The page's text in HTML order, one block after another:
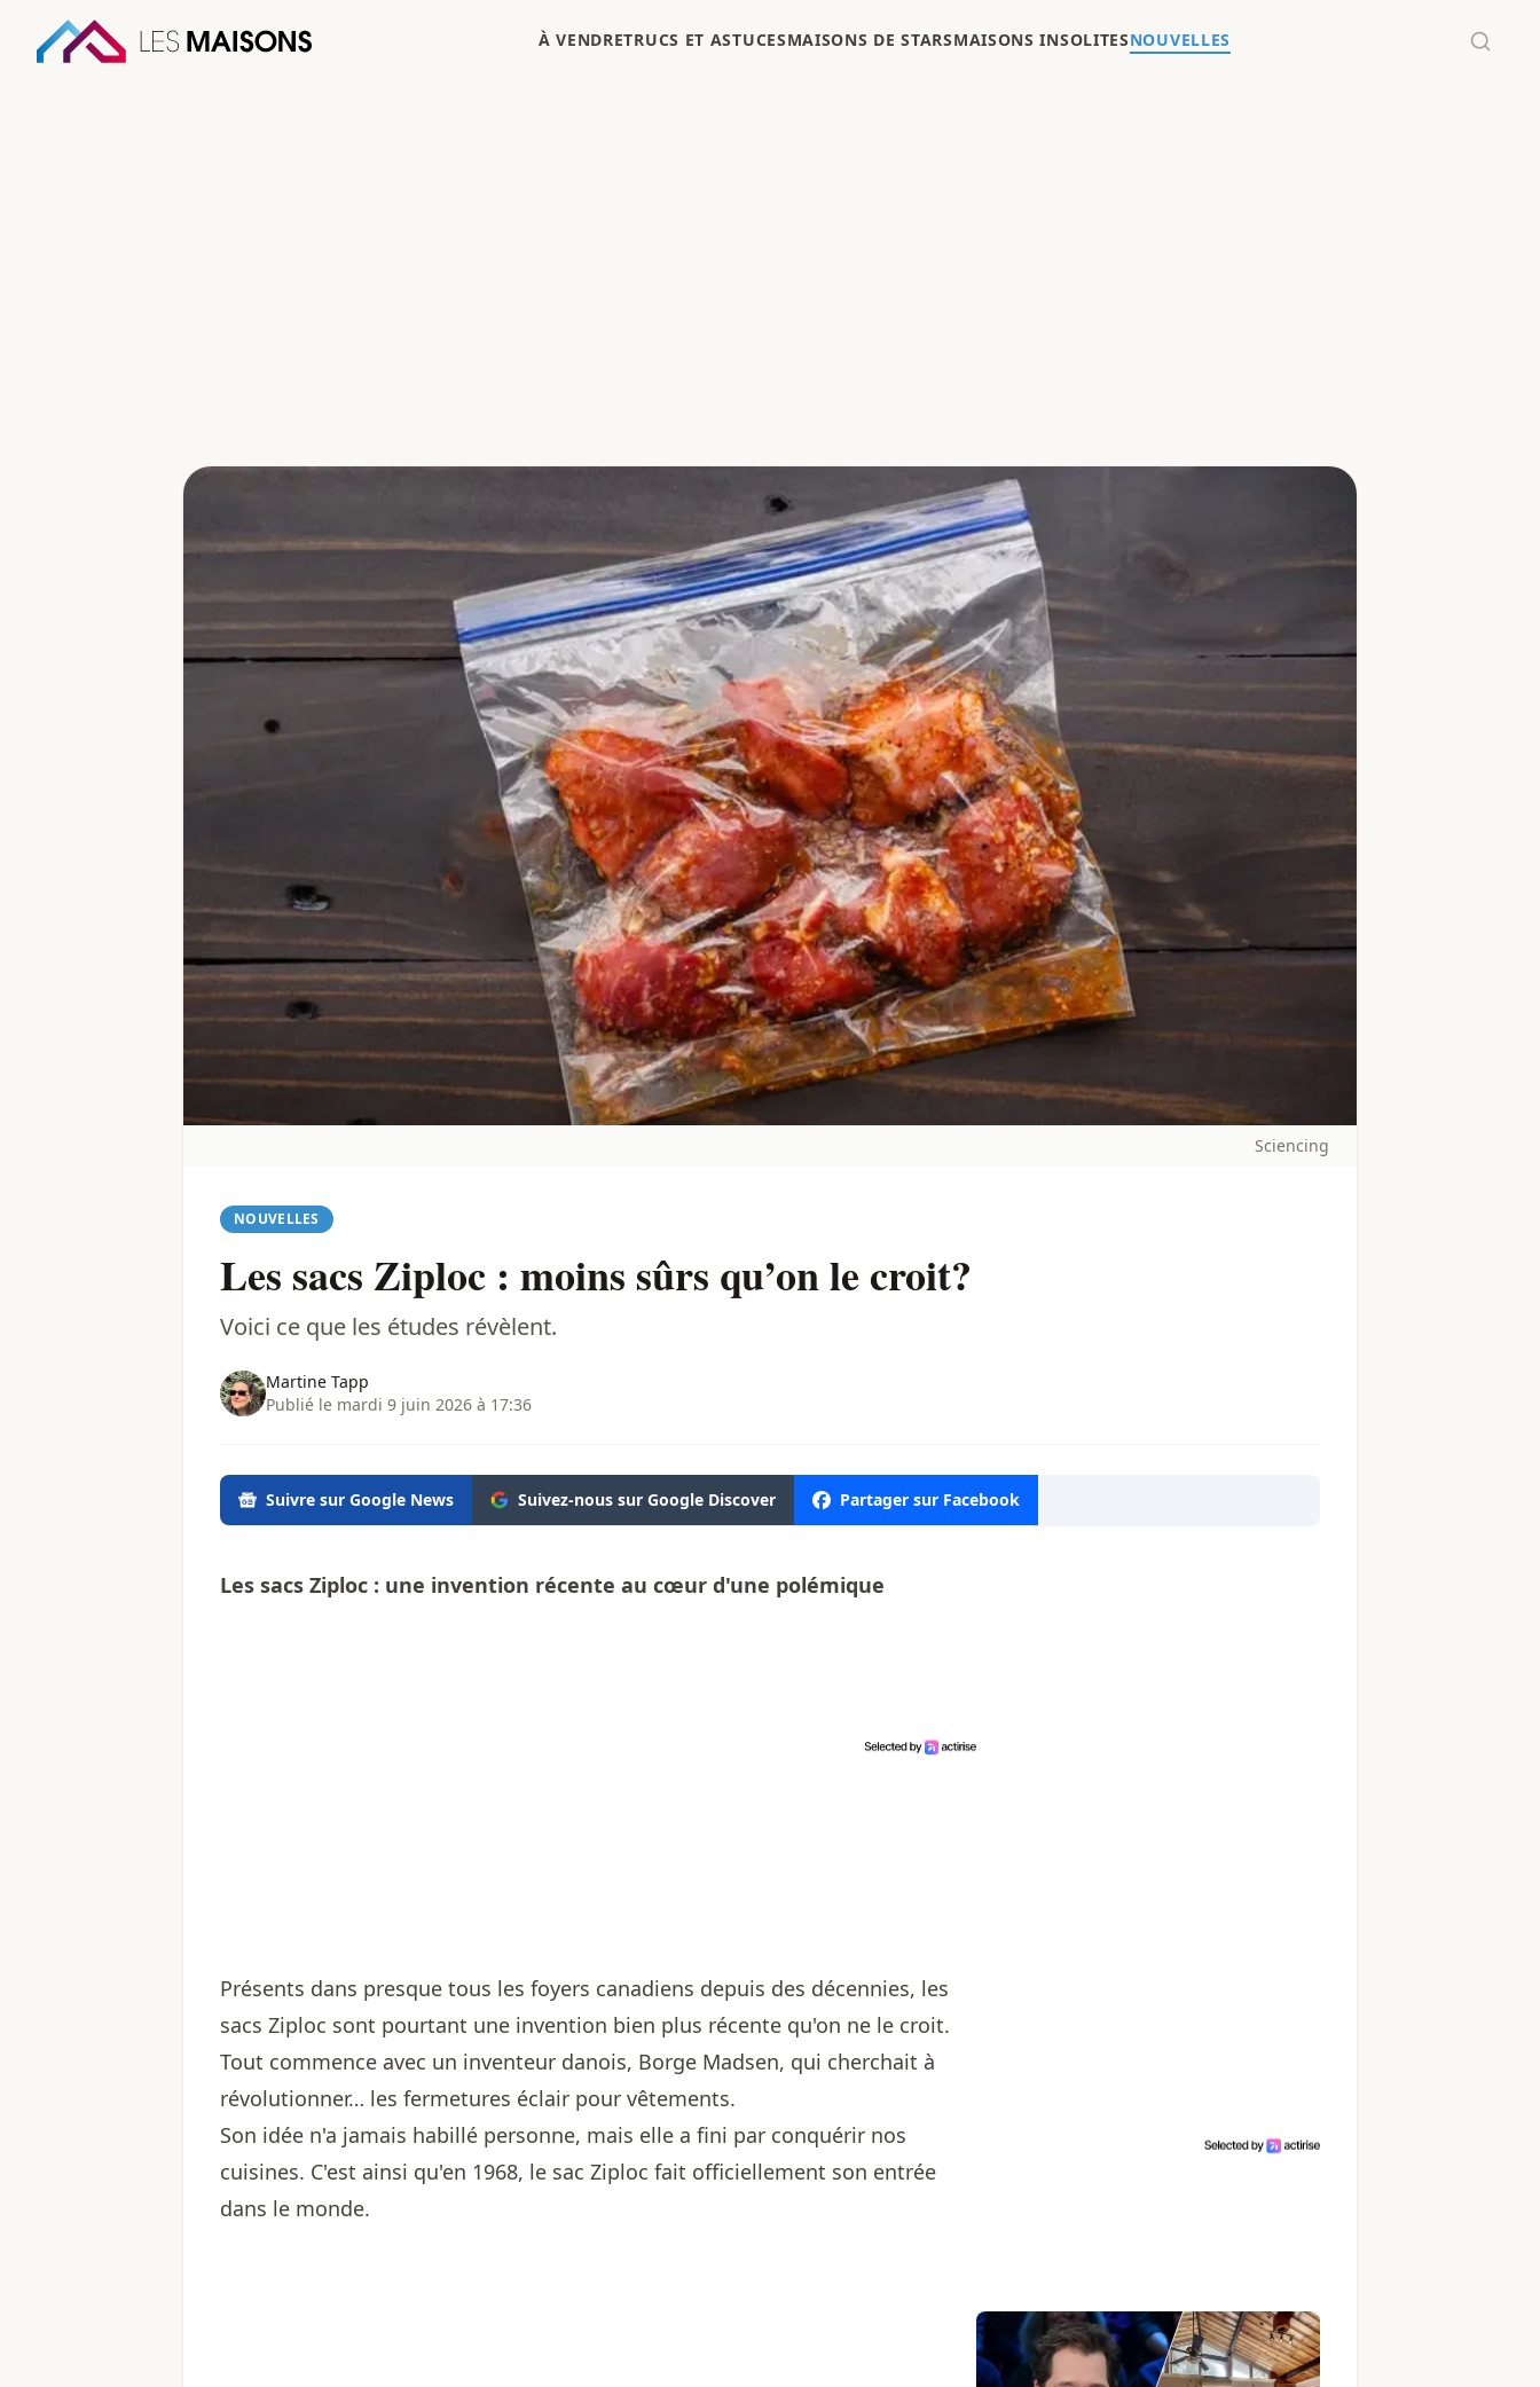
À VENDRETRUCS ET ASTUCESMAISONS DE STARSMAISONS INSOLITESNOUVELLES
Sciencing
NOUVELLES
Les sacs Ziploc : moins sûrs qu’on le croit?
Voici ce que les études révèlent.
Martine Tapp
Publié le mardi 9 juin 2026 à 17:36
Suivre sur Google News Suivez-nous sur Google Discover Partager sur Facebook
Les sacs Ziploc : une invention récente au cœur d'une polémique
Présents dans presque tous les foyers canadiens depuis des décennies, les
sacs Ziploc sont pourtant une invention bien plus récente qu'on ne le croit.
Tout commence avec un inventeur danois, Borge Madsen, qui cherchait à
révolutionner… les fermetures éclair pour vêtements.
Son idée n'a jamais habillé personne, mais elle a fini par conquérir nos
cuisines. C'est ainsi qu'en 1968, le sac Ziploc fait officiellement son entrée
dans le monde.